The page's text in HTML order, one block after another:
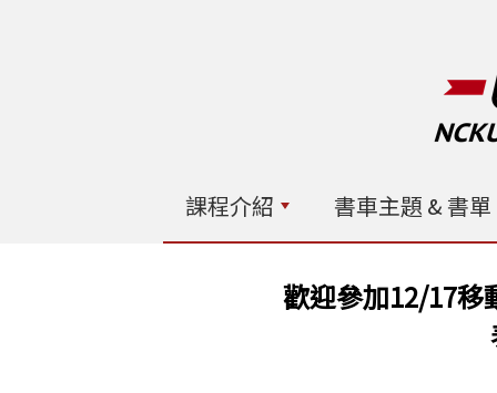
課程介紹 書車主題 & 書單
歡迎參加12/17移